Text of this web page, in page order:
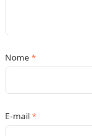
Nome *
E-mail *